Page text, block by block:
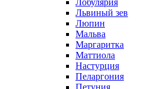
Львиный зев
Люпин
Мальва
Маргаритка
Маттиола
Настурция
Пеларгония
Петуния